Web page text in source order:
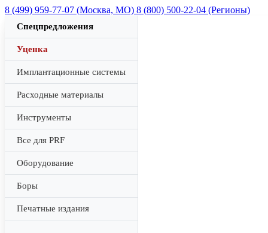
8 (499) 959-77-07 (Москва, МО) 8 (800) 500-22-04 (Регионы)
Спецпредложения
Уценка
Имплантационные системы
Расходные материалы
Инструменты
Все для PRF
Оборудование
Боры
Печатные издания